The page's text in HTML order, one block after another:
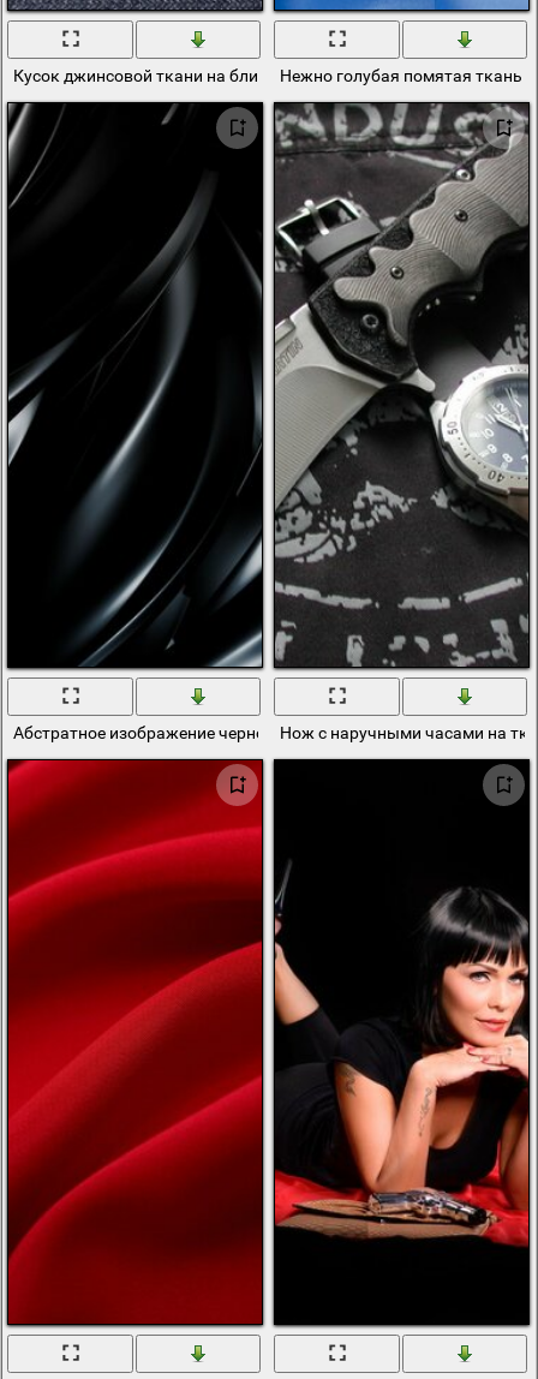
Кусок джинсовой ткани на близком расстоянииНежно голубая помятая ткань
Абстратное изображение черной тканиНож с наручными часами на